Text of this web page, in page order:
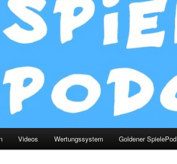
Videos Wertungssystem Goldener SpielePod